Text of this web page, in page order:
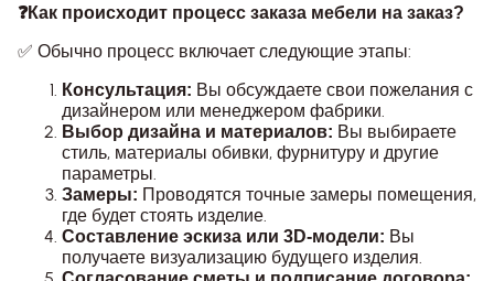
❓Как происходит процесс заказа мебели на заказ?
✅ Обычно процесс включает следующие этапы:
Консультация: Вы обсуждаете свои пожелания с
дизайнером или менеджером фабрики.
Выбор дизайна и материалов: Вы выбираете
стиль, материалы обивки, фурнитуру и другие
параметры.
Замеры: Проводятся точные замеры помещения,
где будет стоять изделие.
Составление эскиза или 3D-модели: Вы
получаете визуализацию будущего изделия.